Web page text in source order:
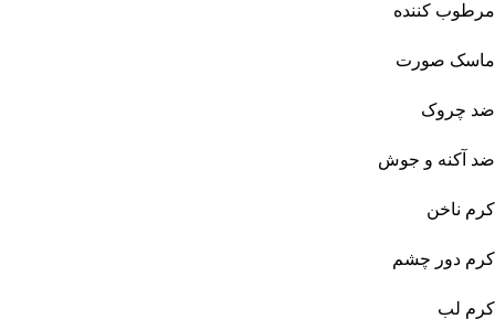
مرطوب کننده
ماسک صورت
ضد چروک
ضد آکنه و جوش
کرم ناخن
کرم دور چشم
کرم لب